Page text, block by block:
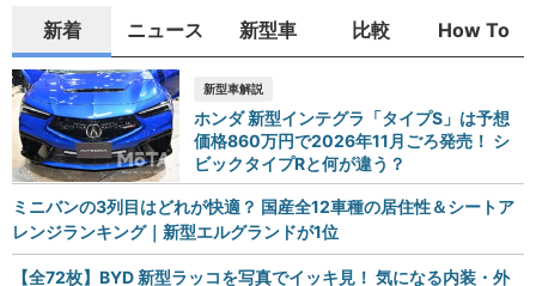
新着 ニュース 新型車 比較 How To
新型車解説
ホンダ 新型インテグラ「タイプS」は予想
価格860万円で2026年11月ごろ発売！ シ
ビックタイプRと何が違う？
ミニバンの3列目はどれが快適？ 国産全12車種の居住性＆シートア
レンジランキング｜新型エルグランドが1位
【全72枚】BYD 新型ラッコを写真でイッキ見！ 気になる内装・外